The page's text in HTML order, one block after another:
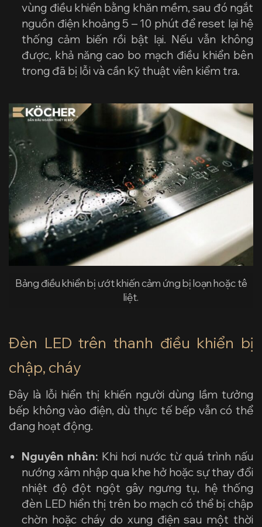
vùng điều khiển bằng khăn mềm, sau đó ngắt
nguồn điện khoảng 5 – 10 phút để reset lại hệ
thống cảm biến rồi bật lại. Nếu vẫn không
được, khả năng cao bo mạch điều khiển bên
trong đã bị lỗi và cần kỹ thuật viên kiểm tra.
Bảng điều khiển bị ướt khiến cảm ứng bị loạn hoặc tê
liệt.
Đèn LED trên thanh điều khiển bị
chập, cháy
Đây là lỗi hiển thị khiến người dùng lầm tưởng
bếp không vào điện, dù thực tế bếp vẫn có thể
đang hoạt động.
Nguyên nhân: Khi hơi nước từ quá trình nấu
nướng xâm nhập qua khe hở hoặc sự thay đổi
nhiệt độ đột ngột gây ngưng tụ, hệ thống
đèn LED hiển thị trên bo mạch có thể bị chập
chờn hoặc cháy do xung điện sau một thời